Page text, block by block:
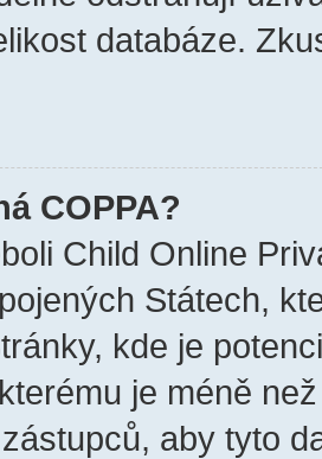
databáze.
COPPA?
Child Online
Státech,
kde je
je méně
aby tyto